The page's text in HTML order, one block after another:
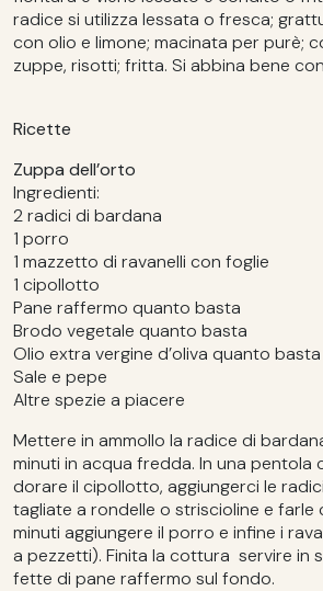
radice si utilizza lessata o fresca;
con olio e limone; macinata per purè;
zuppe, risotti; fritta. Si abbina bene
Ricette
Zuppa dell’orto
Ingredienti:
2 radici di bardana
1 porro
1 mazzetto di ravanelli con foglie
1 cipollotto
Pane raffermo quanto basta
Brodo vegetale quanto basta
Olio extra vergine d’oliva quanto basta
Sale e pepe
Altre spezie a piacere
Mettere in ammollo la radice di
minuti in acqua fredda. In una pentola
dorare il cipollotto, aggiungerci le
tagliate a rondelle o striscioline e farle
minuti aggiungere il porro e infine i
a pezzetti). Finita la cottura servire in
fette di pane raffermo sul fondo.